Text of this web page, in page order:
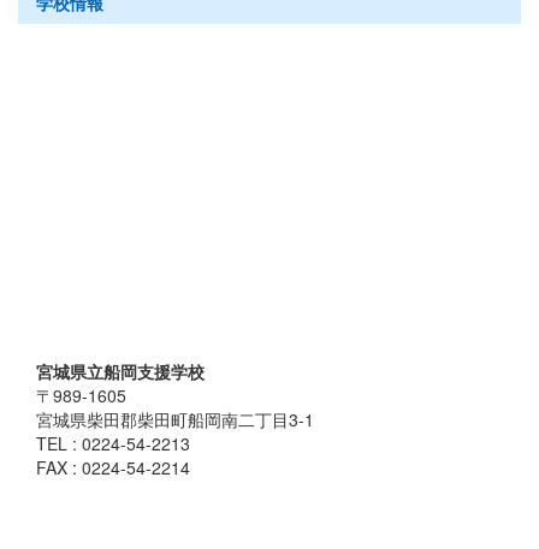
宮城県立船岡支援学校
〒989-1605
宮城県柴田郡柴田町船岡南二丁目3-1
TEL : 0224-54-2213
FAX : 0224-54-2214